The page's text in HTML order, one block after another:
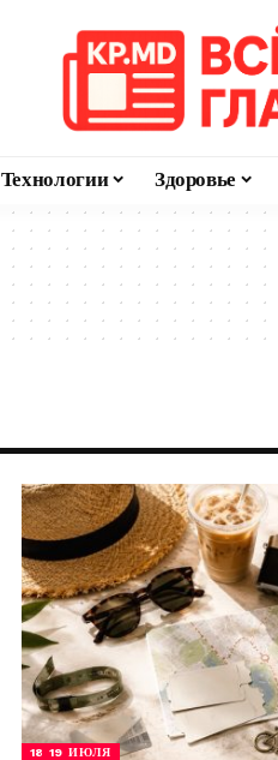
Технологии Здоровье
18 19 ИЮЛЯ